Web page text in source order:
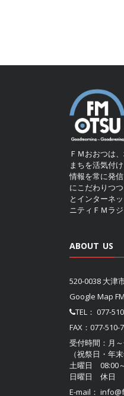
ＦＭおおつは
まちを活気付
情報を常に発
にこだわりつ
とインターネ
ニティＦＭラジ
ABOUT US
520-0038 大津
Google Map
TEL： 077-
FAX：077-510-
受付時間：月
（祝祭日・年
土曜日 08:00
日曜日 休日
E-mail：